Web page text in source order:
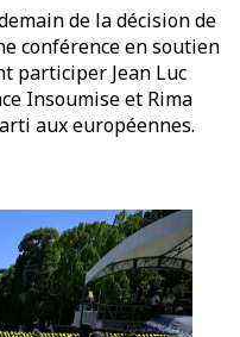
de la décision de
conférence en soutien
participer Jean Luc
Insoumise et Rima
aux européennes.